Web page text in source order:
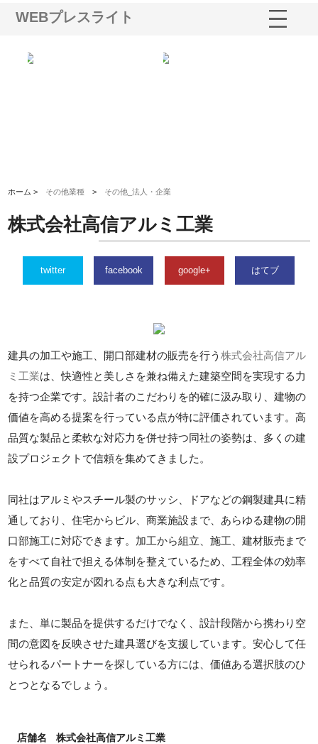
WEBプレスライト
ホーム > その他業種 > その他_法人・企業
株式会社高信アルミ工業
twitter facebook google+ はてブ
建具の加工や施工、開口部建材の販売を行う株式会社高信アル
ミ工業は、快適性と美しさを兼ね備えた建築空間を実現する力
を持つ企業です。設計者のこだわりを的確に汲み取り、建物の
価値を高める提案を行っている点が特に評価されています。高
品質な製品と柔軟な対応力を併せ持つ同社の姿勢は、多くの建
設プロジェクトで信頼を集めてきました。
同社はアルミやスチール製のサッシ、ドアなどの鋼製建具に精
通しており、住宅からビル、商業施設まで、あらゆる建物の開
口部施工に対応できます。加工から組立、施工、建材販売まで
をすべて自社で担える体制を整えているため、工程全体の効率
化と品質の安定が図れる点も大きな利点です。
また、単に製品を提供するだけでなく、設計段階から携わり空
間の意図を反映させた建具選びを支援しています。安心して任
せられるパートナーを探している方には、価値ある選択肢のひ
とつとなるでしょう。
店舗名 株式会社高信アルミ工業